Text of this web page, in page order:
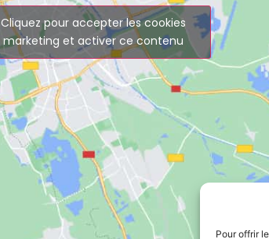
Pour offrir
Cliquez pour accepter les cookies
marketing et activer ce contenu